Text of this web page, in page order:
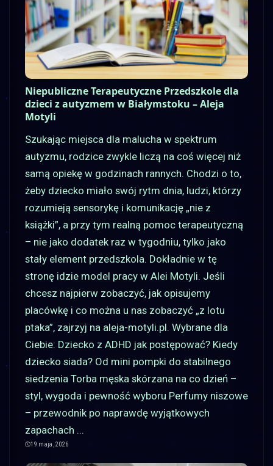
Niepubliczne Terapeutyczne Przedszkole dla
dzieci z autyzmem w Białymstoku – Aleja
Motyli
Szukając miejsca dla malucha w spektrum
autyzmu, rodzice zwykle liczą na coś więcej niż
samą opiekę w godzinach rannych. Chodzi o to,
żeby dziecko miało swój rytm dnia, ludzi, którzy
rozumieją sensorykę i komunikację „nie z
książki”, a przy tym realną pomoc terapeutyczną
– nie jako dodatek raz w tygodniu, tylko jako
stały element przedszkola. Dokładnie w tę
stronę idzie model pracy w Alei Motyli. Jeśli
chcesz najpierw zobaczyć, jak opisujemy
placówkę i co można u nas zobaczyć „z lotu
ptaka”, zajrzyj na aleja-motyli.pl. Wybrane dla
Ciebie: Dziecko z ADHD jak postępować? Kiedy
dziecko siada? Od mini pompki do stabilnego
siedzenia Torba męska skórzana na co dzień –
styl, wygoda i pewność wyboru Perfumy niszowe
– przewodnik po naprawdę wyjątkowych
zapachach ...
19 maja, 2026